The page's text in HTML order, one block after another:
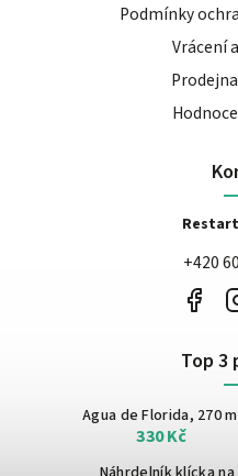
Podmínky
Vrácení
+420
Top 3
Agua de Florida, 270
330 Kč